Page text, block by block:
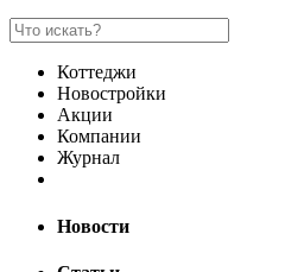
Коттеджи
Новостройки
Акции
Компании
Журнал
Новости